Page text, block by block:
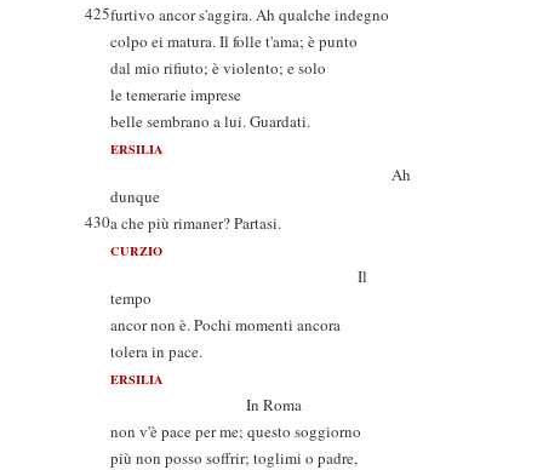
425furtivo ancor s'aggira. Ah qualche indegno
colpo ei matura. Il folle t'ama; è punto
dal mio rifiuto; è violento; e solo
le temerarie imprese
belle sembrano a lui. Guardati.
ERSILIA
Ah
dunque
430a che più rimaner? Partasi.
CURZIO
Il
tempo
ancor non è. Pochi momenti ancora
tolera in pace.
ERSILIA
In Roma
non v'è pace per me; questo soggiorno
più non posso soffrir; toglimi o padre,